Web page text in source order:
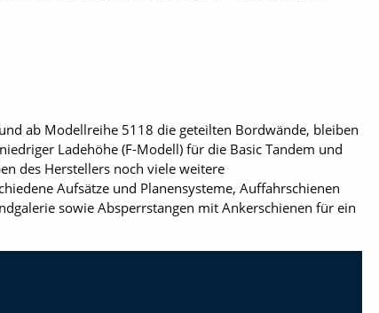
ab Modellreihe 5118 die geteilten Bordwände, bleiben
Ladehöhe (F-Modell) für die Basic Tandem und
des Herstellers noch viele weitere
Aufsätze und Planensysteme, Auffahrschienen
sowie Absperrstangen mit Ankerschienen für ein